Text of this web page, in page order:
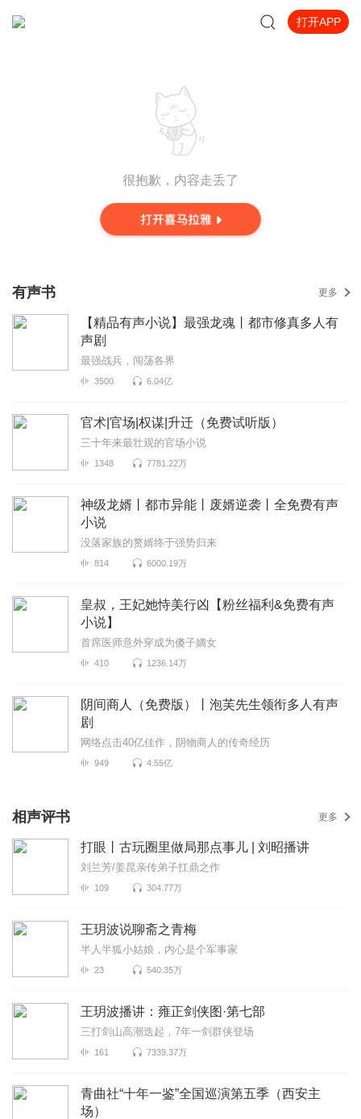
打开APP
很抱歉，内容走丢了
有声书 更多
【精品有声小说】最强龙魂丨都市修真多人有
声剧
最强战兵，闯荡各界
3500 6.04亿
官术|官场|权谋|升迁（免费试听版）
三十年来最壮观的官场小说
1348 7781.22万
神级龙婿丨都市异能丨废婿逆袭丨全免费有声
小说
没落家族的赘婿终于强势归来
814 6000.19万
皇叔，王妃她恃美行凶【粉丝福利&免费有声
小说】
首席医师意外穿成为傻子嫡女
410 1236.14万
阴间商人（免费版）丨泡芙先生领衔多人有声
剧
网络点击40亿佳作，阴物商人的传奇经历
949 4.55亿
相声评书 更多
打眼丨古玩圈里做局那点事儿 | 刘昭播讲
刘兰芳/姜昆亲传弟子扛鼎之作
109 304.77万
王玥波说聊斋之青梅
半人半狐小姑娘，内心是个军事家
23 540.35万
王玥波播讲：雍正剑侠图·第七部
三打剑山高潮迭起，7年一剑群侠登场
161 7339.37万
青曲社“十年一鉴”全国巡演第五季（西安主
场）